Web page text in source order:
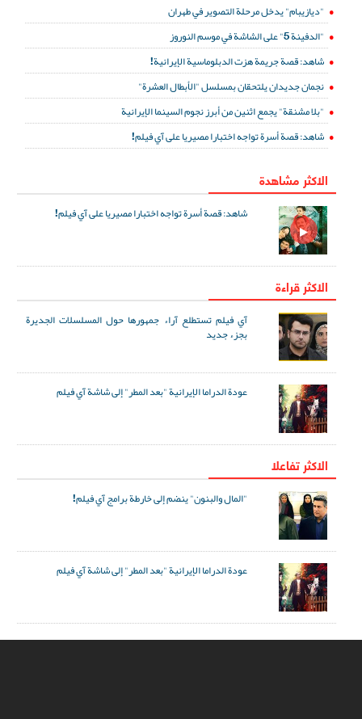
"ديازيبام" يدخل مرحلة التصوير في طهران
"الدفينة 5" على الشاشة في موسم النوروز
شاهد: قصة جريمة هزت الدبلوماسية الإيرانية!
نجمان جديدان يلتحقان بمسلسل "الأبطال العشرة"
"بلا مشنقة" يجمع اثنين من أبرز نجوم السينما الإيرانية
شاهد: قصة أسرة تواجه اختبارا مصيريا على آي فيلم!
الاكثر مشاهدة
شاهد: قصة أسرة تواجه اختبارا مصيريا على آي فيلم!
الاكثر قراءة
آي فيلم تستطلع آراء جمهورها حول المسلسلات الجديرة
بجزء جديد
عودة الدراما الإيرانية "بعد المطر" إلى شاشة آي فيلم
الاکثر تفاعلا
"المال والبنون" ينضم إلى خارطة برامج آي فيلم!
عودة الدراما الإيرانية "بعد المطر" إلى شاشة آي فيلم